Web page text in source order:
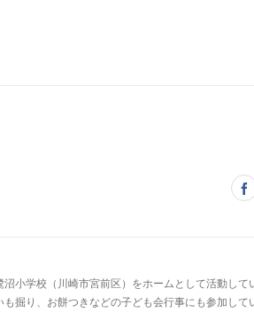
小学校（川崎市宮前区）をホームとして活動して
掘り、お餅つきなどの子ども会行事にも参加して